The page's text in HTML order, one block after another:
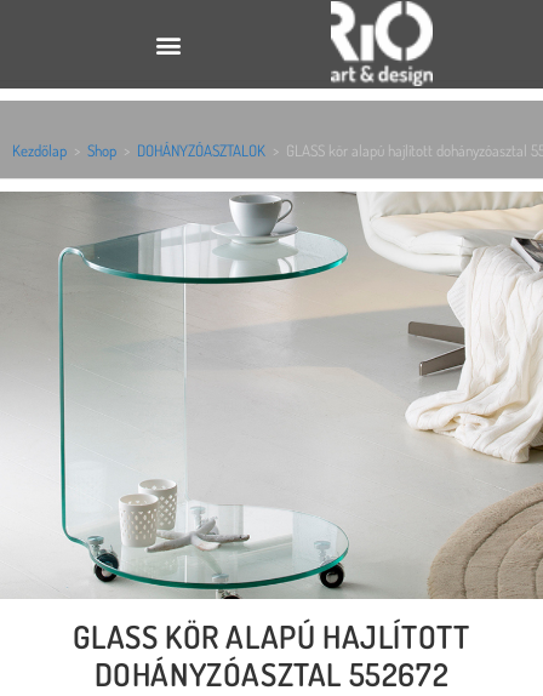
Kezdőlap > Shop > DOHÁNYZÓASZTALOK > GLASS kör alapú hajlított dohányzóasztal
GLASS KÖR ALAPÚ HAJLÍTOTT
DOHÁNYZÓASZTAL 552672